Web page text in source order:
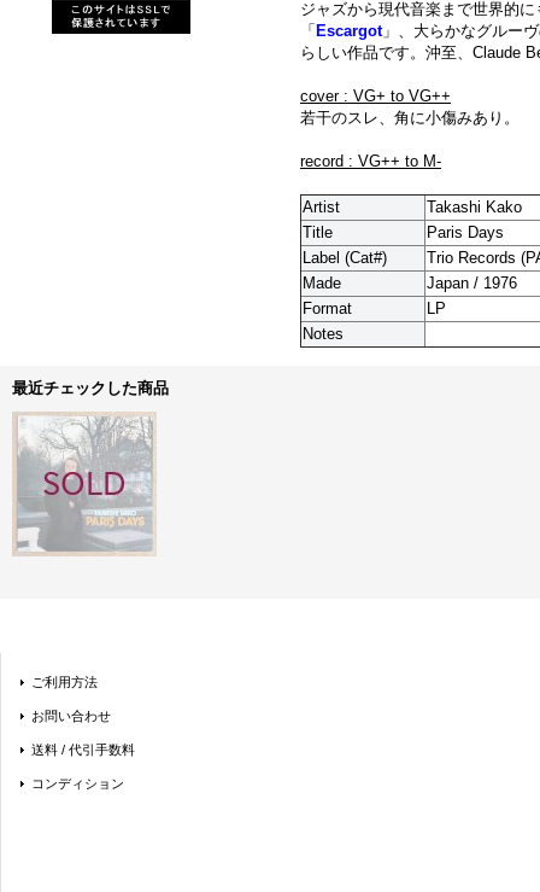
ジャズから現代音楽まで世界的
「 Escargot」、大らかなグルー
らしい作品です。沖至、Claude
cover : VG+ to VG++
若干のスレ、角に小傷みあり。
record : VG++ to M-
Artist
Takashi Kako
Title
Paris Days
Label (Cat#)
Trio Records
Made
Japan / 1976
Format
LP
Notes
最近チェックした商品
ご利用方法
お問い合わせ
送料 / 代引手数料
コンディション